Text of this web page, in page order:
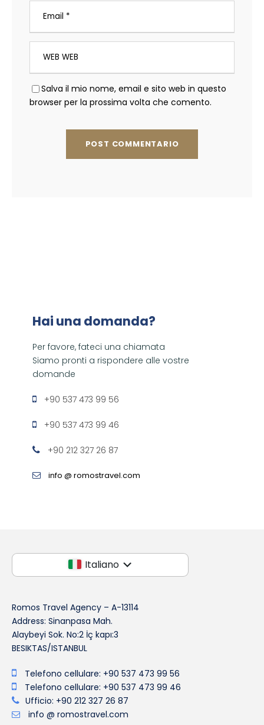
Salva il mio nome, email e sito web in questo
browser per la prossima volta che comento.
Hai una domanda?
Per favore, fateci una chiamata
Siamo pronti a rispondere alle vostre
domande
+90 537 473 99 56
+90 537 473 99 46
+90 212 327 26 87
info @ romostravel.com
Italiano
Romos Travel Agency – A-13114
Address: Sinanpasa Mah.
Alaybeyi Sok. No:2 İç kapı:3
BESIKTAS/ISTANBUL
Telefono cellulare: +90 537 473 99 56
Telefono cellulare: +90 537 473 99 46
Ufficio: +90 212 327 26 87
info @ romostravel.com